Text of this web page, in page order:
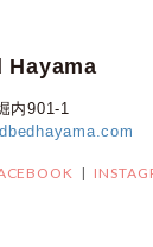
Hayama
内901-1